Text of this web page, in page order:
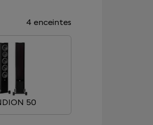
4 enceintes
50